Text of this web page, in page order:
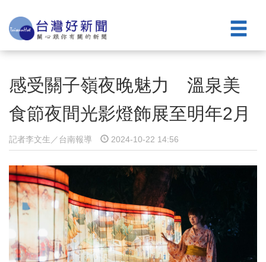
感受關子嶺夜晚魅力 溫泉美
食節夜間光影燈飾展至明年2月
記者李文生／台南報導 2024-10-22 14:56